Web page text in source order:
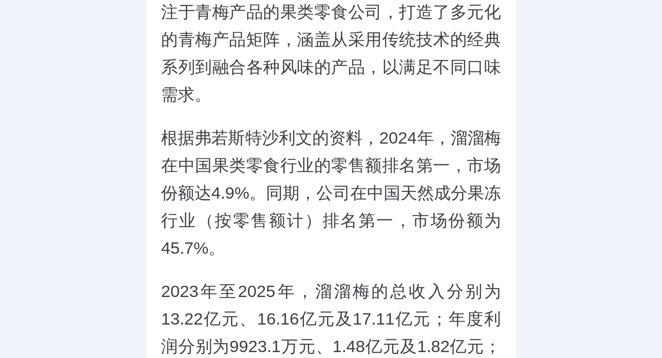
注于青梅产品的果类零食公司，打造了多元化
的青梅产品矩阵，涵盖从采用传统技术的经典
系列到融合各种风味的产品，以满足不同口味
需求。
根据弗若斯特沙利文的资料，2024年，溜溜梅
在中国果类零食行业的零售额排名第一，市场
份额达4.9%。同期，公司在中国天然成分果冻
行业（按零售额计）排名第一，市场份额为
45.7%。
2023年至2025年，溜溜梅的总收入分别为
13.22亿元、16.16亿元及17.11亿元；年度利
润分别为9923.1万元、1.48亿元及1.82亿元；